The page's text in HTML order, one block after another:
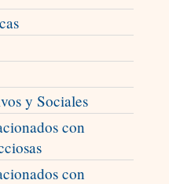
y Sociales
con
con